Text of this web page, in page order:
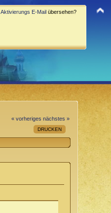
Aktivierungs E-Mail übersehen?
« vorheriges nächstes »
DRUCKEN